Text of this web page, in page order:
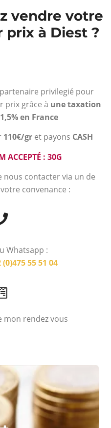
vendre votre
prix à Diest ?
privilegié pour
prix grâce à une taxation
en France
110€/gr et payons CASH
ACCEPTÉ : 30G
nous contacter via un de
convenance :
Whatsapp :
(0)475 55 51 04
mon rendez vous